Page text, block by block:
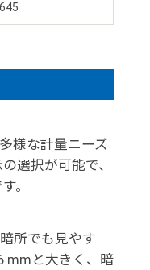
様な計量ニーズ
選択が可能で、
。
所でも見やす
mmと大きく、暗